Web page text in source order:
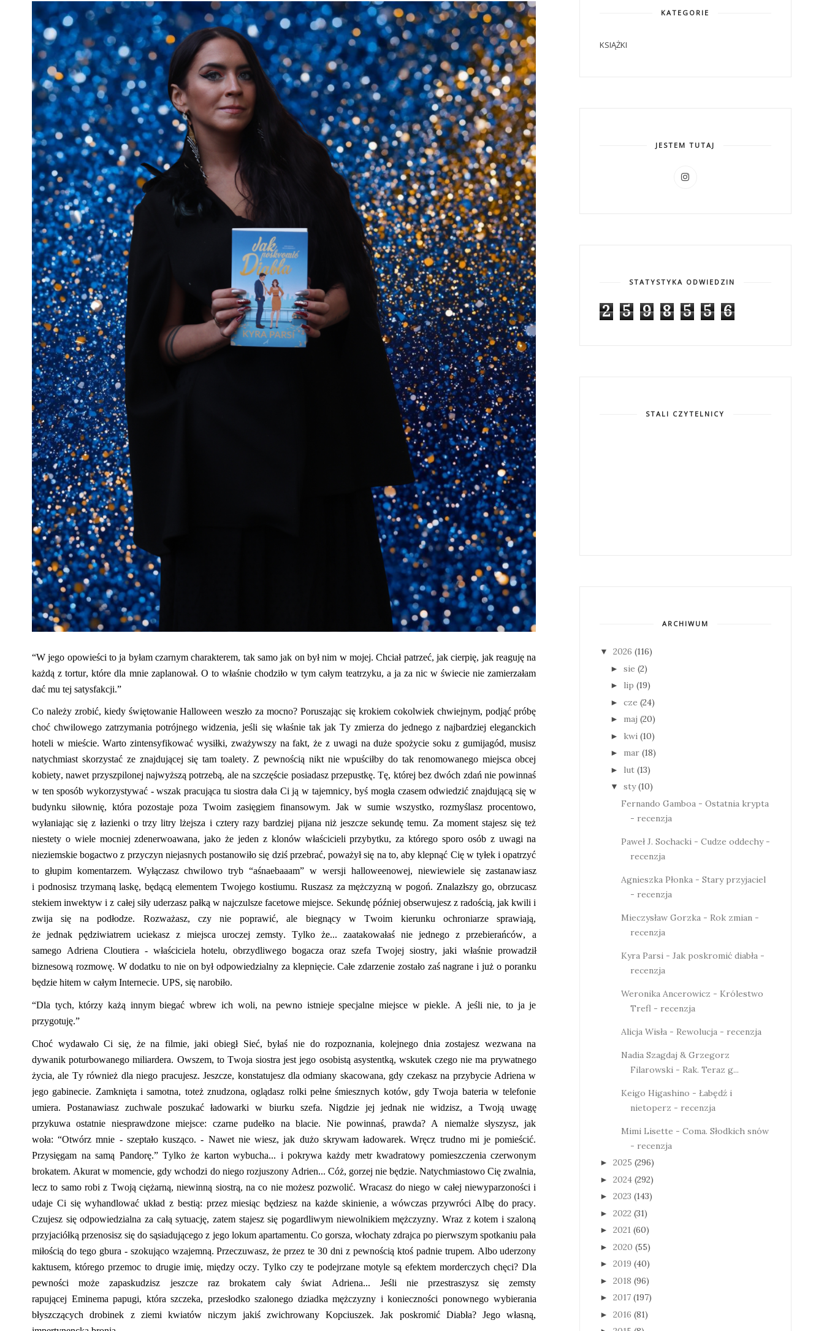
“W jego opowieści to ja byłam czarnym charakterem, tak samo jak on był nim w mojej. Chciał patrzeć, jak cierpię, jak reaguję na
każdą z tortur, które dla mnie zaplanował. O to właśnie chodziło w tym całym teatrzyku, a ja za nic w świecie nie zamierzałam
dać mu tej satysfakcji.”
Co należy zrobić, kiedy świętowanie Halloween weszło za mocno? Poruszając się krokiem cokolwiek chwiejnym, podjąć próbę
choć chwilowego zatrzymania potrójnego widzenia, jeśli się właśnie tak jak Ty zmierza do jednego z najbardziej eleganckich
hoteli w mieście. Warto zintensyfikować wysiłki, zważywszy na fakt, że z uwagi na duże spożyciesoku z gumijagód, musisz
natychmiast skorzystać ze znajdującej się tamtoalety. Z pewnością nikt nie wpuściłby do tak renomowanego miejsca obcej
kobiety, nawet przyszpilonej najwyższą potrzebą, ale na szczęście posiadasz przepustkę. Tę, której bez dwóch zdań nie powinnaś
w ten sposób wykorzystywać - wszakpracująca tusiostra dała Ci ją w tajemnicy,byś mogła czasem odwiedzić znajdującą się w
budynku siłownię, która pozostaje poza Twoim zasięgiem finansowym. Jak w sumie wszystko, rozmyślasz procentowo,
wyłaniając się z łazienkio trzy litry lżejsza i cztery razy bardziej pijana niż jeszczesekundę temu. Za momentstajesz się też
niestety o wiele mocniejzdenerwoawana, jako że jeden z klonów właścicieli przybytku, za którego sporo osób z uwagi na
nieziemskie bogactwo z przyczyn niejasnych postanowiło się dziś przebrać,poważył się na to, aby klepnąć Cię w tyłek i opatrzyć
to głupim komentarzem. Wyłączaszchwilowo tryb“aśnaebaaam” w wersji halloweenowej, niewiewielesię zastanawiasz
i podnosisz trzymaną laskę, będącą elementem Twojego kostiumu. Ruszasz za mężczyzną w pogoń. Znalazłszy go, obrzucasz
stekiem inwektyw i z całej siły uderzasz pałką w najczulszefacetowe miejsce. Sekundę później obserwujesz z radością, jak kwili i
zwija się na podłodze. Rozważasz, czy nie poprawić,ale biegnący w Twoim kierunku ochroniarze sprawiają,
żejednak pędziwiatrem uciekasz z miejsca uroczej zemsty. Tylko że... zaatakowałaś nie jednego z przebierańców, a
samegoAdrienaCloutiera - właściciela hotelu,obrzydliwego bogacza oraz szefa Twojej siostry, jaki właśnie prowadził
biznesową rozmowę. W dodatku to nie on był odpowiedzialny za klepnięcie. Całe zdarzenie zostałozaśnagrane i już o poranku
będzie hitem w całym Internecie. UPS, się narobiło.
“Dla tych, którzy każą innym biegać wbrew ich woli, na pewno istnieje specjalne miejsce w piekle. A jeśli nie, to ja je
przygotuję.”
Choć wydawało Ci się, że na filmie, jaki obiegł Sieć, byłaś nie do rozpoznania, kolejnego dnia zostajesz wezwana na
dywanikpoturbowanego miliardera. Owszem, to Twojasiostra jest jego osobistą asystentką, wskutek czego nie ma prywatnego
życia, ale Ty również dla niego pracujesz. Jeszcze, konstatujesz dla odmiany skacowana, gdy czekaszna przybycie Adriena w
jego gabinecie. Zamknięta i samotna, toteż znudzona,oglądasz rolki pełne śmiesznych kotów, gdy Twoja bateria w telefonie
umiera. Postanawiasz zuchwale poszukać ładowarki w biurku szefa. Nigdzie jej jednak nie widzisz, a Twoją uwagę
przykuwaostatnie niesprawdzone miejsce: czarne pudełko na blacie. Nie powinnaś, prawda?A niemalże słyszysz, jak
woła: “Otwórz mnie - szeptało kusząco. - Nawet nie wiesz, jak dużo skrywam ładowarek. Wręcz trudno mi je pomieścić.
Przysięgam na samą Pandorę.” Tylko że karton wybucha... i pokrywa każdy metr kwadratowy pomieszczenia czerwonym
brokatem. Akurat w momencie, gdy wchodzi do niego rozjuszony Adrien... Cóż, gorzej nie będzie. Natychmiastowo Cię zwalnia,
lecz to samo robi z Twoją ciężarną, niewinną siostrą, na co nie możesz pozwolić. Wracasz do niego w całejniewyparzoności i
udaje Ci się wyhandlować układ z bestią: przez miesiąc będziesz na każde skinienie, a wówczas przywróci Albę do pracy.
Czujesz sięodpowiedzialna za całą sytuację, zatem stajesz się pogardliwym niewolnikiemmężczyzny. Wraz z kotem i szaloną
przyjaciółką przenosisz się do sąsiadującego z jego lokum apartamentu. Co gorsza, włochaty zdrajca po pierwszym spotkaniu pała
miłością do tego gbura - szokująco wzajemną. Przeczuwasz, że przez te 30 dni z pewnością ktoś padnie trupem. Albo uderzony
kaktusem, którego przemoc to drugie imię, między oczy. Tylko czyte podejrzane motyle są efektem morderczych chęci? Dla
pewności może zapaskudzisz jeszcze raz brokatem cały świat Adriena... Jeśli nie przestraszysz się zemsty
rapującej Eminema papugi, która szczeka, przesłodkoszalonego dziadka mężczyzny i konieczności ponownego wybierania
błyszczących drobinek z ziemi kwiatów niczym jakiś zwichrowany Kopciuszek. Jak poskromić Diabła? Jego własną,
KATEGORIE
KSIĄŻKI
JESTEM TUTAJ
STATYSTYKA ODWIEDZIN
2 5 9 8 5 5 6
STALI CZYTELNICY
ARCHIWUM
▼ 2026 (116)
► sie (2)
► lip (19)
► cze (24)
► maj (20)
► kwi (10)
► mar (18)
► lut (13)
▼ sty (10)
Fernando Gamboa - Ostatnia krypta
- recenzja
Paweł J. Sochacki - Cudze oddechy -
recenzja
Agnieszka Płonka - Stary przyjaciel
- recenzja
Mieczysław Gorzka - Rok zmian -
recenzja
Kyra Parsi - Jak poskromić diabła -
recenzja
Weronika Ancerowicz - Królestwo
Trefl - recenzja
Alicja Wisła - Rewolucja - recenzja
Nadia Szagdaj & Grzegorz
Filarowski - Rak. Teraz g...
Keigo Higashino - Łabędź i
nietoperz - recenzja
Mimi Lisette - Coma. Słodkich snów
- recenzja
► 2025 (296)
► 2024 (292)
► 2023 (143)
► 2022 (31)
► 2021 (60)
► 2020 (55)
► 2019 (40)
► 2018 (96)
► 2017 (197)
► 2016 (81)